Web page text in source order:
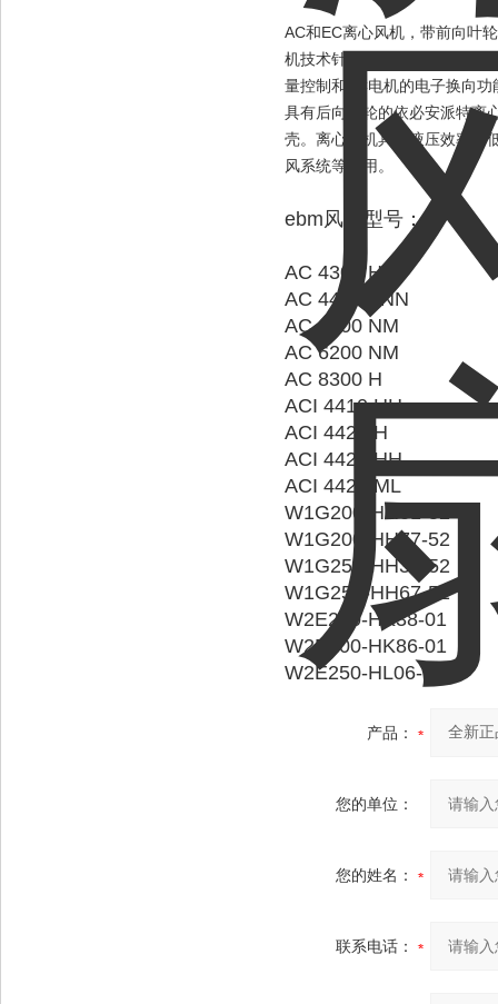
AC和EC离心风机，带前向叶
机技术针对不同应用的完整产
量控制和EC电机的电子换向
具有后向叶轮的依必安派特离
壳。离心风机具有液压效率和
风系统等应用。
ebm风机型号：
AC 4300 H
AC 4400 FNN
AC 6100 NM
AC 6200 NM
AC 8300 H
ACI 4410 HH
ACI 4420 H
ACI 4420 HH
ACI 4420 ML
W1G200-HH01-52
W1G200-HH77-52
W1G250-HH37-52
W1G250-HH67-52
W2E200-HK38-01
W2E200-HK86-01
W2E250-HL06-01
产品：
您的单位：
您的姓名：
联系电话：